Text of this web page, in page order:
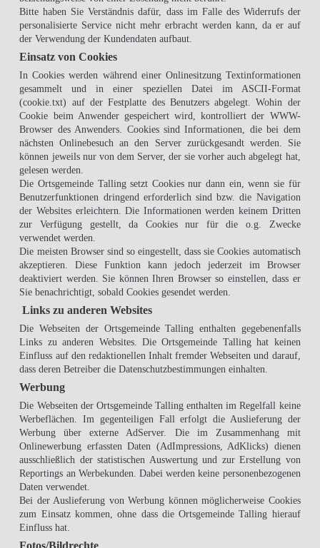
Bitte haben Sie Verständnis dafür, dass im Falle des Widerrufs der
personalisierte Service nicht mehr erbracht werden kann, da er auf
der Verwendung der Kundendaten aufbaut.
Einsatz von Cookies
In Cookies werden während einer Onlinesitzung Textinformationen
gesammelt und in einer speziellen Datei im ASCII-Format
(cookie.txt) auf der Festplatte des Benutzers abgelegt. Wohin der
Cookie beim Anwender gespeichert wird, kontrolliert der WWW-
Browser des Anwenders. Cookies sind Informationen, die bei dem
nächsten Onlinebesuch an den Server zurückgesandt werden. Sie
können jeweils nur von dem Server, der sie vorher auch abgelegt hat,
gelesen werden.
Die Ortsgemeinde Talling setzt Cookies nur dann ein, wenn sie für
Benutzerfunktionen dringend erforderlich sind bzw. die Navigation
der Websites erleichtern. Die Informationen werden keinem Dritten
zur Verfügung gestellt, da Cookies nur für die o.g. Zwecke
verwendet werden.
Die meisten Browser sind so eingestellt, dass sie Cookies automatisch
akzeptieren. Diese Funktion kann jedoch jederzeit im Browser
deaktiviert werden. Sie können Ihren Browser so einstellen, dass er
Sie benachrichtigt, sobald Cookies gesendet werden.
Links zu anderen Websites
Die Webseiten der Ortsgemeinde Talling enthalten gegebenenfalls
Links zu anderen Websites. Die Ortsgemeinde Talling hat keinen
Einfluss auf den redaktionellen Inhalt fremder Webseiten und darauf,
dass deren Betreiber die Datenschutzbestimmungen einhalten.
Werbung
Die Webseiten der Ortsgemeinde Talling enthalten im Regelfall keine
Werbeflächen. Im gegenteiligen Fall erfolgt die Auslieferung der
Werbung über externe AdServer. Die im Zusammenhang mit
Onlinewerbung erfassten Daten (AdImpressions, AdKlicks) dienen
ausschließlich der statistischen Auswertung und zur Erstellung von
Reportings an Werbekunden. Dabei werden keine personenbezogenen
Daten verwendet.
Bei der Auslieferung von Werbung können möglicherweise Cookies
zum Einsatz kommen, ohne dass die Ortsgemeinde Talling hierauf
Einfluss hat.
Fotos/Bildrechte